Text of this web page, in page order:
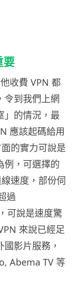
要
收費 VPN 都
令到我們上網
」的情況，最
應該起碼給用
的實力可說是
例，可選擇的
速度，部份伺
過
可說是速度驚
來說已經足
影片服務，
Abema TV 等